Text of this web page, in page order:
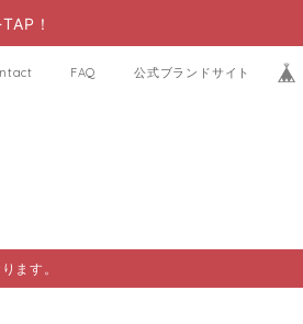
！
FAQ 公式ブランドサイト
ます。